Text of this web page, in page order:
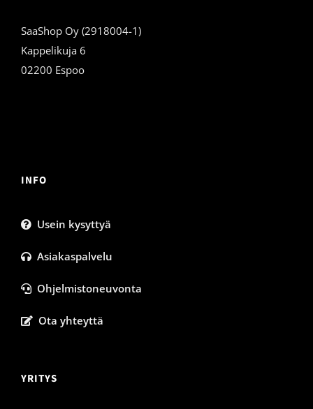
SaaShop Oy (2918004-1)
Kappelikuja 6
02200 Espoo
INFO
Usein kysyttyä
Asiakaspalvelu
Ohjelmistoneuvonta
Ota yhteyttä
YRITYS